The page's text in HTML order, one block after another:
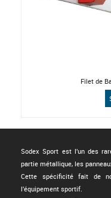
Filet de
Sodex Sport est l'un des
partie métallique, les
Cette spécificité fait de
l'équipement sportif.